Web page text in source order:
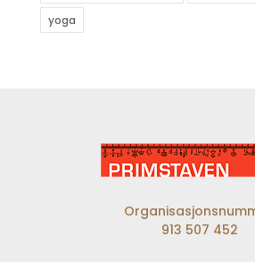
yoga
913 507 452